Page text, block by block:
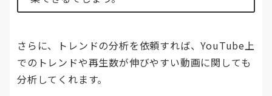
さらに、トレンドの分析を依頼すれば、YouTube上
でのトレンドや再生数が伸びやすい動画に関しても
分析してくれます。